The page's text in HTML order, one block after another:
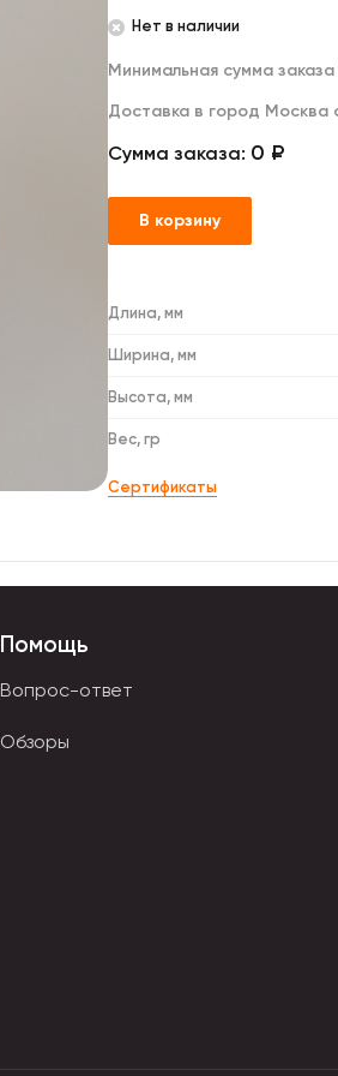
Нет в наличии
Минимальная сумма
Доставка в город Москва
Сумма заказа: 0 ₽
В корзину
Длина, мм
Ширина, мм
Высота, мм
Вес, гр
Сертификаты
Помощь
Вопрос-ответ
Обзоры